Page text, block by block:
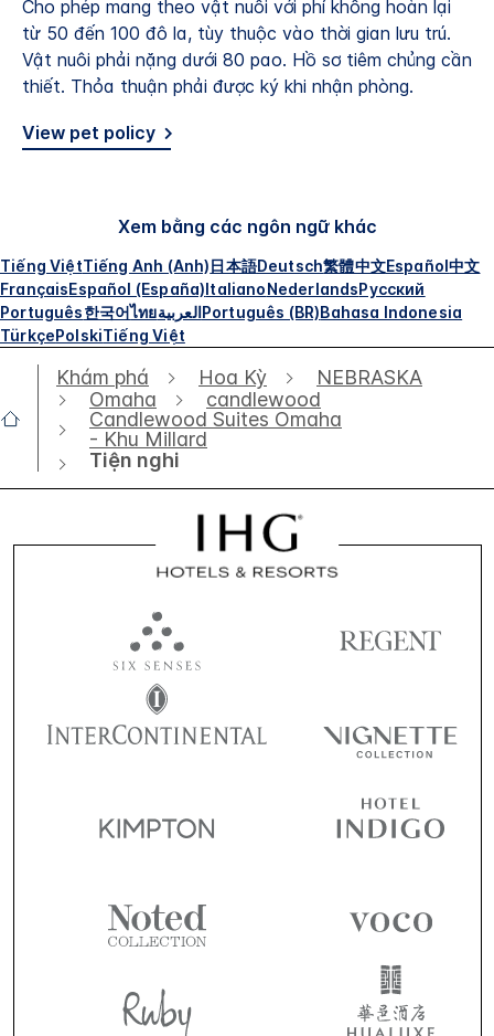
Cho phép mang theo vật nuôi với phí không hoàn lại
từ 50 đến 100 đô la, tùy thuộc vào thời gian lưu trú.
Vật nuôi phải nặng dưới 80 pao. Hồ sơ tiêm chủng cần
thiết. Thỏa thuận phải được ký khi nhận phòng.
View pet policy
Xem bằng các ngôn ngữ khác
Tiếng ViệtTiếng Anh (Anh)日本語Deutsch繁體中文Español中文
FrançaisEspañol (España)ItalianoNederlandsРусский
Português한국어ไทยالعربيةPortuguês (BR)Bahasa Indonesia
TürkçePolskiTiếng Việt
Khám phá Hoa Kỳ
NEBRASKA
Omaha
candlewood
Candlewood Suites Omaha
- Khu Millard
Tiện nghi